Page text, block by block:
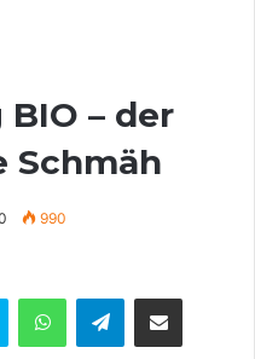
– der
Schmäh
990
Telegram